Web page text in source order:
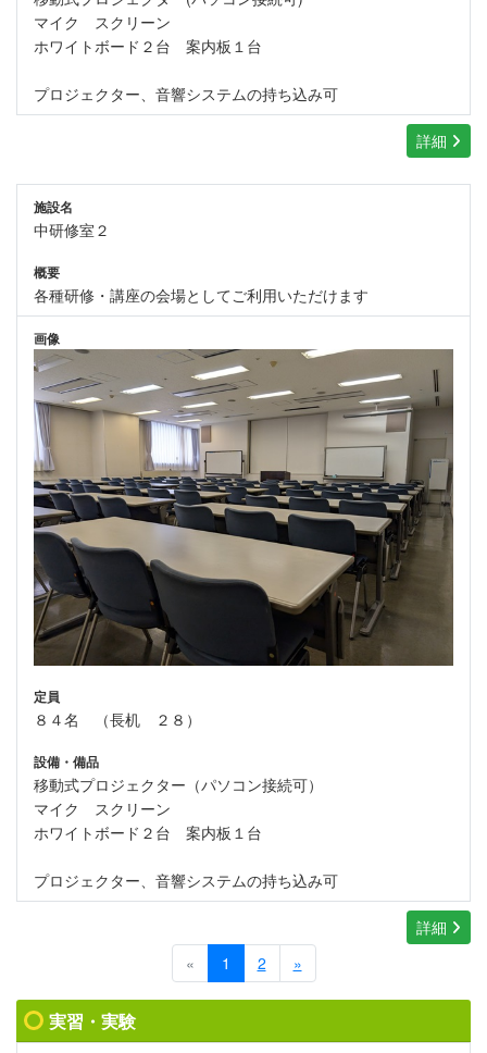
マイク スクリーン
ホワイトボード２台 案内板１台
プロジェクター、音響システムの持ち込み可
詳細
施設名
中研修室２
概要
各種研修・講座の会場としてご利用いただけます
画像
定員
８４名 （長机 ２８）
設備・備品
移動式プロジェクター（パソコン接続可）
マイク スクリーン
ホワイトボード２台 案内板１台
プロジェクター、音響システムの持ち込み可
詳細
«
1 2 »
実習・実験